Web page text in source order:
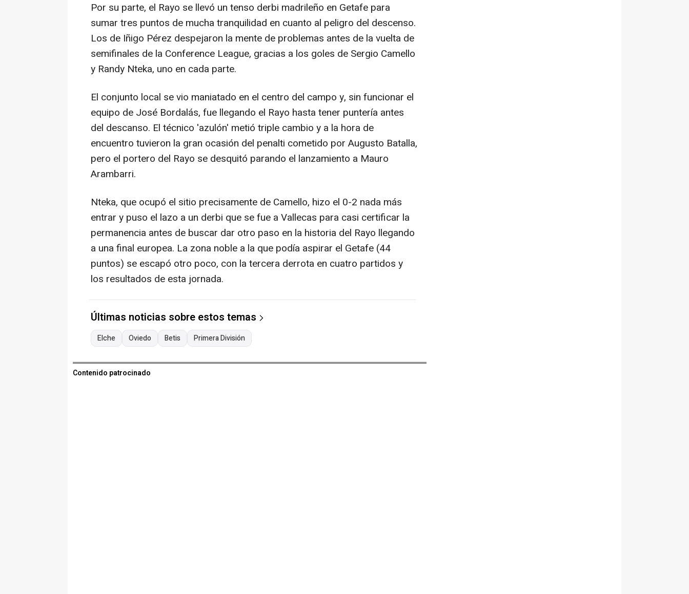
Por su parte, el Rayo se llevó un tenso derbi madrileño en Getafe para
sumar tres puntos de mucha tranquilidad en cuanto al peligro del descenso.
Los de Iñigo Pérez despejaron la mente de problemas antes de la vuelta de
semifinales de la Conference League, gracias a los goles de Sergio Camello
y Randy Nteka, uno en cada parte.
El conjunto local se vio maniatado en el centro del campo y, sin funcionar el
equipo de José Bordalás, fue llegando el Rayo hasta tener puntería antes
del descanso. El técnico 'azulón' metió triple cambio y a la hora de
encuentro tuvieron la gran ocasión del penalti cometido por Augusto Batalla,
pero el portero del Rayo se desquitó parando el lanzamiento a Mauro
Arambarri.
Nteka, que ocupó el sitio precisamente de Camello, hizo el 0-2 nada más
entrar y puso el lazo a un derbi que se fue a Vallecas para casi certificar la
permanencia antes de buscar dar otro paso en la historia del Rayo llegando
a una final europea. La zona noble a la que podía aspirar el Getafe (44
puntos) se escapó otro poco, con la tercera derrota en cuatro partidos y
los resultados de esta jornada.
Últimas noticias sobre estos temas
Elche Oviedo Betis Primera División
Contenido patrocinado